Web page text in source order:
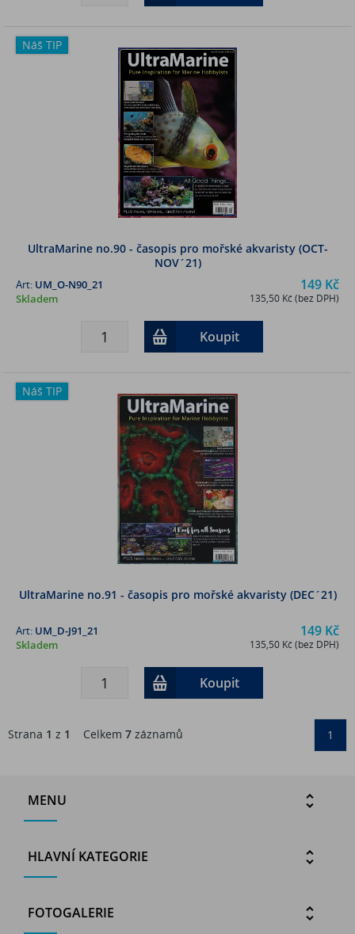
Náš TIP
UltraMarine no.90 - časopis pro mořské akvaristy (OCT-
NOV´21)
149 Kč
135,50 Kč (bez DPH)
Art: UM_O-N90_21
Skladem
Koupit
Náš TIP
UltraMarine no.91 - časopis pro mořské akvaristy (DEC´21)
149 Kč
135,50 Kč (bez DPH)
Art: UM_D-J91_21
Skladem
Koupit
Strana 1 z 1 Celkem 7 záznamů 1
MENU
HLAVNÍ KATEGORIE
FOTOGALERIE